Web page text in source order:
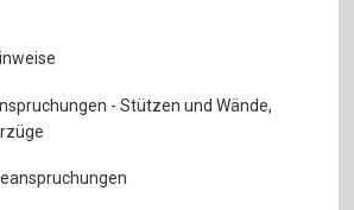
- Stützen und Wände,